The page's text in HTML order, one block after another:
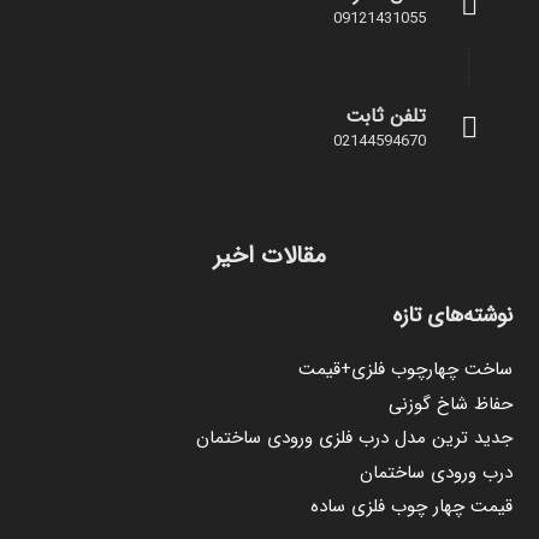
09121431055
تلفن ثابت
02144594670
مقالات اخیر
نوشته‌های تازه
ساخت چهارچوب فلزی+قیمت
حفاظ شاخ گوزنی
جدید ترین مدل درب فلزی ورودی ساختمان
درب ورودی ساختمان
قیمت چهار چوب فلزی ساده